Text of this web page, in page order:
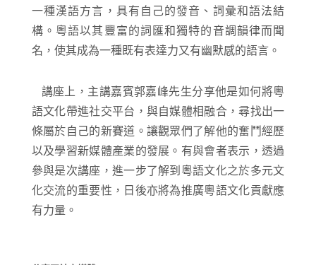
一種漢語方言，具有自己的發音、詞彙和語法結
構。粵語以其豐富的詞匯和獨特的音調韻律而聞
名，使其成為一種既有表達力又有幽默感的語言。
講座上，主講嘉賓郭嘉峰先生分享他是如何將粵
語文化帶進社交平台，與自媒體相融合，尋找出一
條屬於自己的新賽道。讓觀眾們了解他的奮鬥經歷
以及學習新媒體產業的發展。 有與會者表示， 透過
參與是次講座，進一步了解到粵語文化之於多元文
化交流的重要性，日後亦將為推廣粵語文化貢獻應
有力量。